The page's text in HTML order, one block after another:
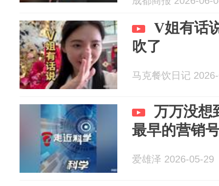
V姐有话
吹了
马克餐饮日记
万万没想
最早的营销
爱雄泽 2026-05-29